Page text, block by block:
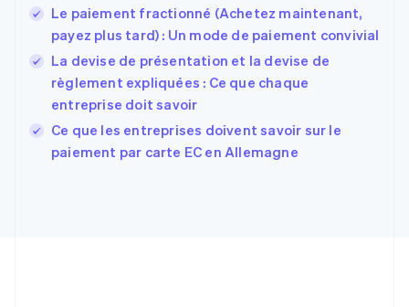
Le paiement fractionné (Achetez maintenant,
payez plus tard) : Un mode de paiement convivial
La devise de présentation et la devise de
règlement expliquées : Ce que chaque
entreprise doit savoir
Ce que les entreprises doivent savoir sur le
paiement par carte EC en Allemagne
EnglishEspañol简体中文
Finlande
English Svenska
FrançaisEnglish
Gibraltar
English
Grèce